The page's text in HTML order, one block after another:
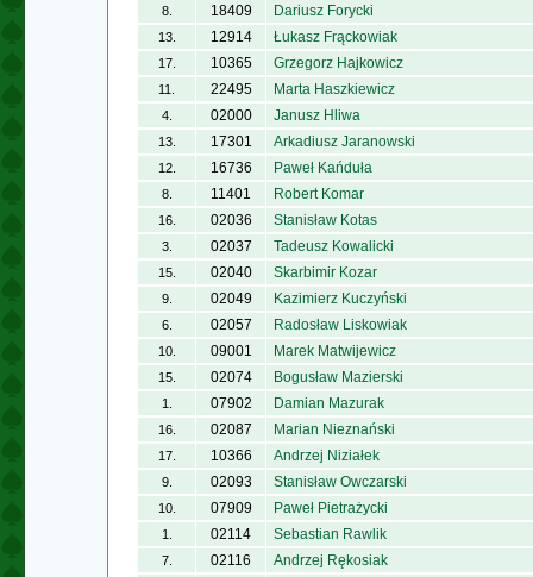
8. 18409 Dariusz Forycki
13. 12914 Łukasz Frąckowiak
17. 10365 Grzegorz Hajkowicz
11. 22495 Marta Haszkiewicz
4. 02000 Janusz Hliwa
13. 17301 Arkadiusz Jaranowski
12. 16736 Paweł Kańduła
8. 11401 Robert Komar
16. 02036 Stanisław Kotas
3. 02037 Tadeusz Kowalicki
15. 02040 Skarbimir Kozar
9. 02049 Kazimierz Kuczyński
6. 02057 Radosław Liskowiak
10. 09001 Marek Matwijewicz
15. 02074 Bogusław Mazierski
1. 07902 Damian Mazurak
16. 02087 Marian Nieznański
17. 10366 Andrzej Niziałek
9. 02093 Stanisław Owczarski
10. 07909 Paweł Pietrażycki
1. 02114 Sebastian Rawlik
7. 02116 Andrzej Rękosiak